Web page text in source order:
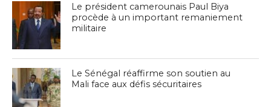
Le président camerounais Paul Biya
procède à un important remaniement
militaire
Le Sénégal réaffirme son soutien au
Mali face aux défis sécuritaires